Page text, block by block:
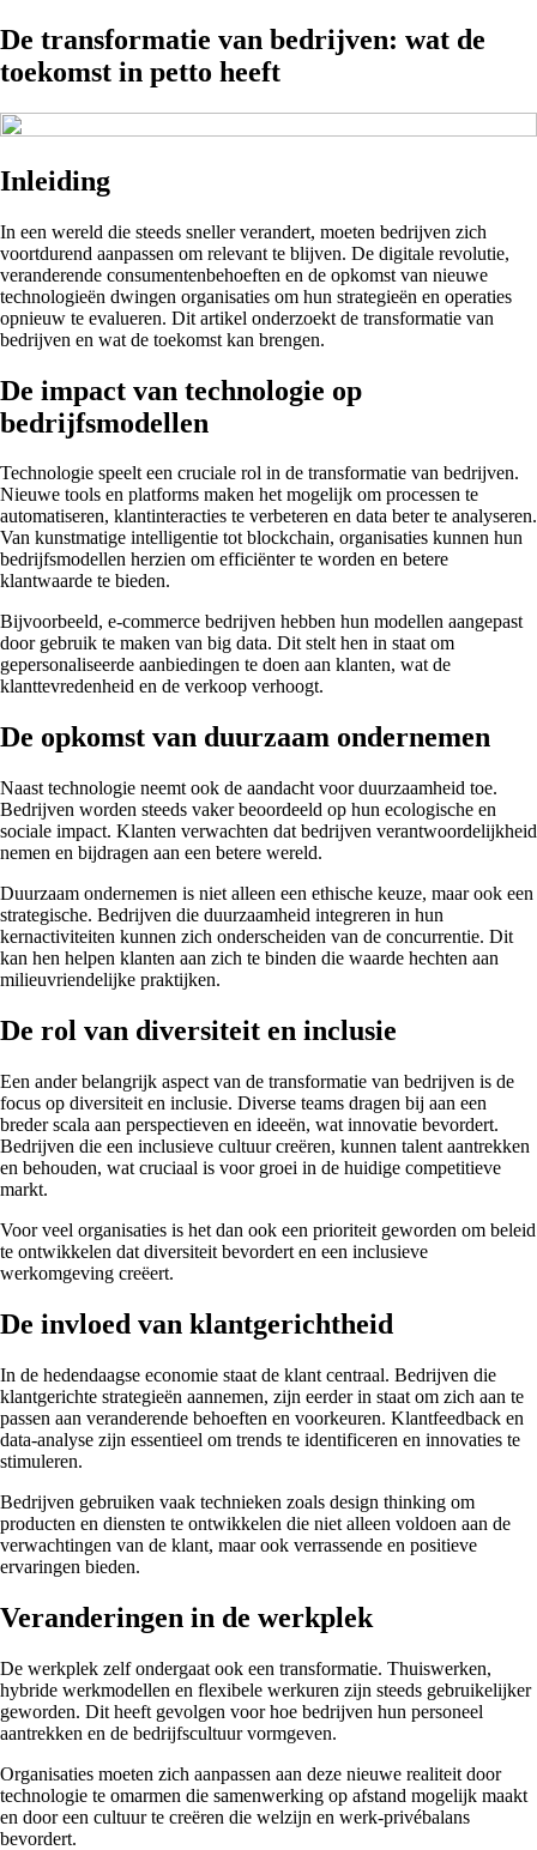
De transformatie van bedrijven: wat de
toekomst in petto heeft
Inleiding
In een wereld die steeds sneller verandert, moeten bedrijven zich
voortdurend aanpassen om relevant te blijven. De digitale revolutie,
veranderende consumentenbehoeften en de opkomst van nieuwe
technologieën dwingen organisaties om hun strategieën en operaties
opnieuw te evalueren. Dit artikel onderzoekt de transformatie van
bedrijven en wat de toekomst kan brengen.
De impact van technologie op
bedrijfsmodellen
Technologie speelt een cruciale rol in de transformatie van bedrijven.
Nieuwe tools en platforms maken het mogelijk om processen te
automatiseren, klantinteracties te verbeteren en data beter te analyseren.
Van kunstmatige intelligentie tot blockchain, organisaties kunnen hun
bedrijfsmodellen herzien om efficiënter te worden en betere
klantwaarde te bieden.
Bijvoorbeeld, e-commerce bedrijven hebben hun modellen aangepast
door gebruik te maken van big data. Dit stelt hen in staat om
gepersonaliseerde aanbiedingen te doen aan klanten, wat de
klanttevredenheid en de verkoop verhoogt.
De opkomst van duurzaam ondernemen
Naast technologie neemt ook de aandacht voor duurzaamheid toe.
Bedrijven worden steeds vaker beoordeeld op hun ecologische en
sociale impact. Klanten verwachten dat bedrijven verantwoordelijkheid
nemen en bijdragen aan een betere wereld.
Duurzaam ondernemen is niet alleen een ethische keuze, maar ook een
strategische. Bedrijven die duurzaamheid integreren in hun
kernactiviteiten kunnen zich onderscheiden van de concurrentie. Dit
kan hen helpen klanten aan zich te binden die waarde hechten aan
milieuvriendelijke praktijken.
De rol van diversiteit en inclusie
Een ander belangrijk aspect van de transformatie van bedrijven is de
focus op diversiteit en inclusie. Diverse teams dragen bij aan een
breder scala aan perspectieven en ideeën, wat innovatie bevordert.
Bedrijven die een inclusieve cultuur creëren, kunnen talent aantrekken
en behouden, wat cruciaal is voor groei in de huidige competitieve
markt.
Voor veel organisaties is het dan ook een prioriteit geworden om beleid
te ontwikkelen dat diversiteit bevordert en een inclusieve
werkomgeving creëert.
De invloed van klantgerichtheid
In de hedendaagse economie staat de klant centraal. Bedrijven die
klantgerichte strategieën aannemen, zijn eerder in staat om zich aan te
passen aan veranderende behoeften en voorkeuren. Klantfeedback en
data-analyse zijn essentieel om trends te identificeren en innovaties te
stimuleren.
Bedrijven gebruiken vaak technieken zoals design thinking om
producten en diensten te ontwikkelen die niet alleen voldoen aan de
verwachtingen van de klant, maar ook verrassende en positieve
ervaringen bieden.
Veranderingen in de werkplek
De werkplek zelf ondergaat ook een transformatie. Thuiswerken,
hybride werkmodellen en flexibele werkuren zijn steeds gebruikelijker
geworden. Dit heeft gevolgen voor hoe bedrijven hun personeel
aantrekken en de bedrijfscultuur vormgeven.
Organisaties moeten zich aanpassen aan deze nieuwe realiteit door
technologie te omarmen die samenwerking op afstand mogelijk maakt
en door een cultuur te creëren die welzijn en werk-privébalans
bevordert.